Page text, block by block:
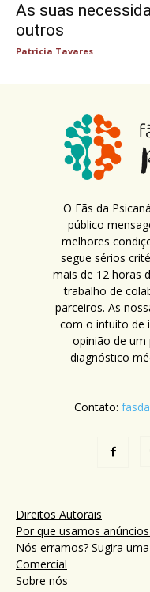
As suas
outros
Patricia Tavares
O Fãs da
público
melhores
segue sérios
mais de 12 horas
trabalho de
parceiros. As
com o intuito de
opinião de um
diagnóstico
Contato:
Direitos Autorais
Por que usamos
Nós erramos? Sugira
Comercial
Sobre nós